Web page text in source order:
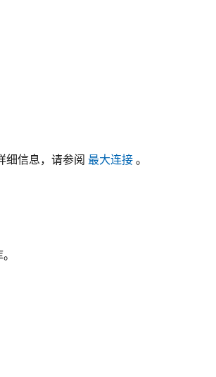
信息，请参阅 最大连接。